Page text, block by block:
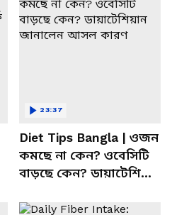
Diet Tips Bangla | ওজন
কমছে না কেন? ওবেসিটি
বাড়ছে কেন? ডায়াটেশিয়ান
23:37